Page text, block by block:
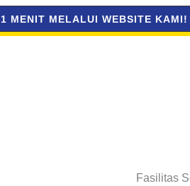
MENIT MELALUI WEBSITE KAMI!
Fasilitas